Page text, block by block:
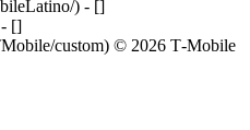
) - []
- []
custom) © 2026 T‑Mobile